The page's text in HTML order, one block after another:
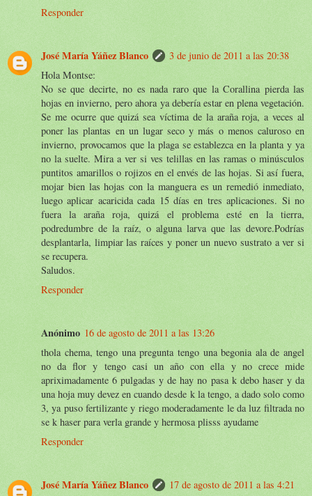
Responder
José María Yáñez Blanco
3 de junio de 2011 a las 20:38
Hola Montse:
No se que decirte, no es nada raro que la Corallina pierda las
hojas en invierno, pero ahora ya debería estar en plena vegetación.
Se me ocurre que quizá sea víctima de la araña roja, a veces al
poner las plantas en un lugar seco y más o menos caluroso en
invierno, provocamos que la plaga se establezca en la planta y ya
no la suelte. Mira a ver si ves telillas en las ramas o minúsculos
puntitos amarillos o rojizos en el envés de las hojas. Si así fuera,
mojar bien las hojas con la manguera es un remedió inmediato,
luego aplicar acaricida cada 15 días en tres aplicaciones. Si no
fuera la araña roja, quizá el problema esté en la tierra,
podredumbre de la raíz, o alguna larva que las devore.Podrías
desplantarla, limpiar las raíces y poner un nuevo sustrato a ver si
se recupera.
Saludos.
Responder
Anónimo 16 de agosto de 2011 a las 13:26
thola chema, tengo una pregunta tengo una begonia ala de angel
no da flor y tengo casi un año con ella y no crece mide
apriximadamente 6 pulgadas y de hay no pasa k debo haser y da
una hoja muy devez en cuando desde k la tengo, a dado solo como
3, ya puso fertilizante y riego moderadamente le da luz filtrada no
se k haser para verla grande y hermosa plisss ayudame
Responder
José María Yáñez Blanco
17 de agosto de 2011 a las 4:21